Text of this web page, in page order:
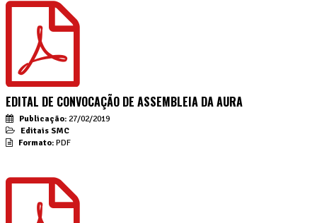
EDITAL DE CONVOCAÇÃO DE ASSEMBLEIA DA AURA
Publicação: 27/02/2019
Editais SMC
Formato: PDF